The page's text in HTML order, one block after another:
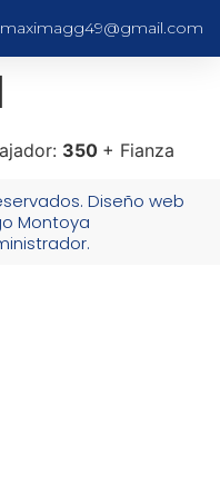
maximagg49@gmail.com
350 + Fianza
Diseño web
Montoya